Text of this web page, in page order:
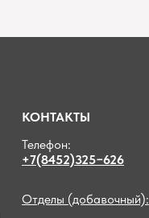
КОНТАКТЫ
Телефон:
+7(8452)325−626
Отделы (добавочный):